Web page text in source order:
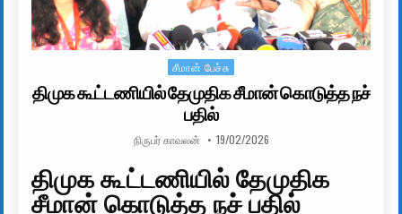
Posted in
சீமான் பேச்சு
திமுக கூட்டணியில் தேமுதிக சீமான் கொடுத்த நச்
பதில்
AUTHOR:
நிருபர் காவலன் PUBLISHED DATE:
19/02/2026
திமுக கூட்டணியில் தேமுதிக
சீமான் கொடுத்த நச் பதில்